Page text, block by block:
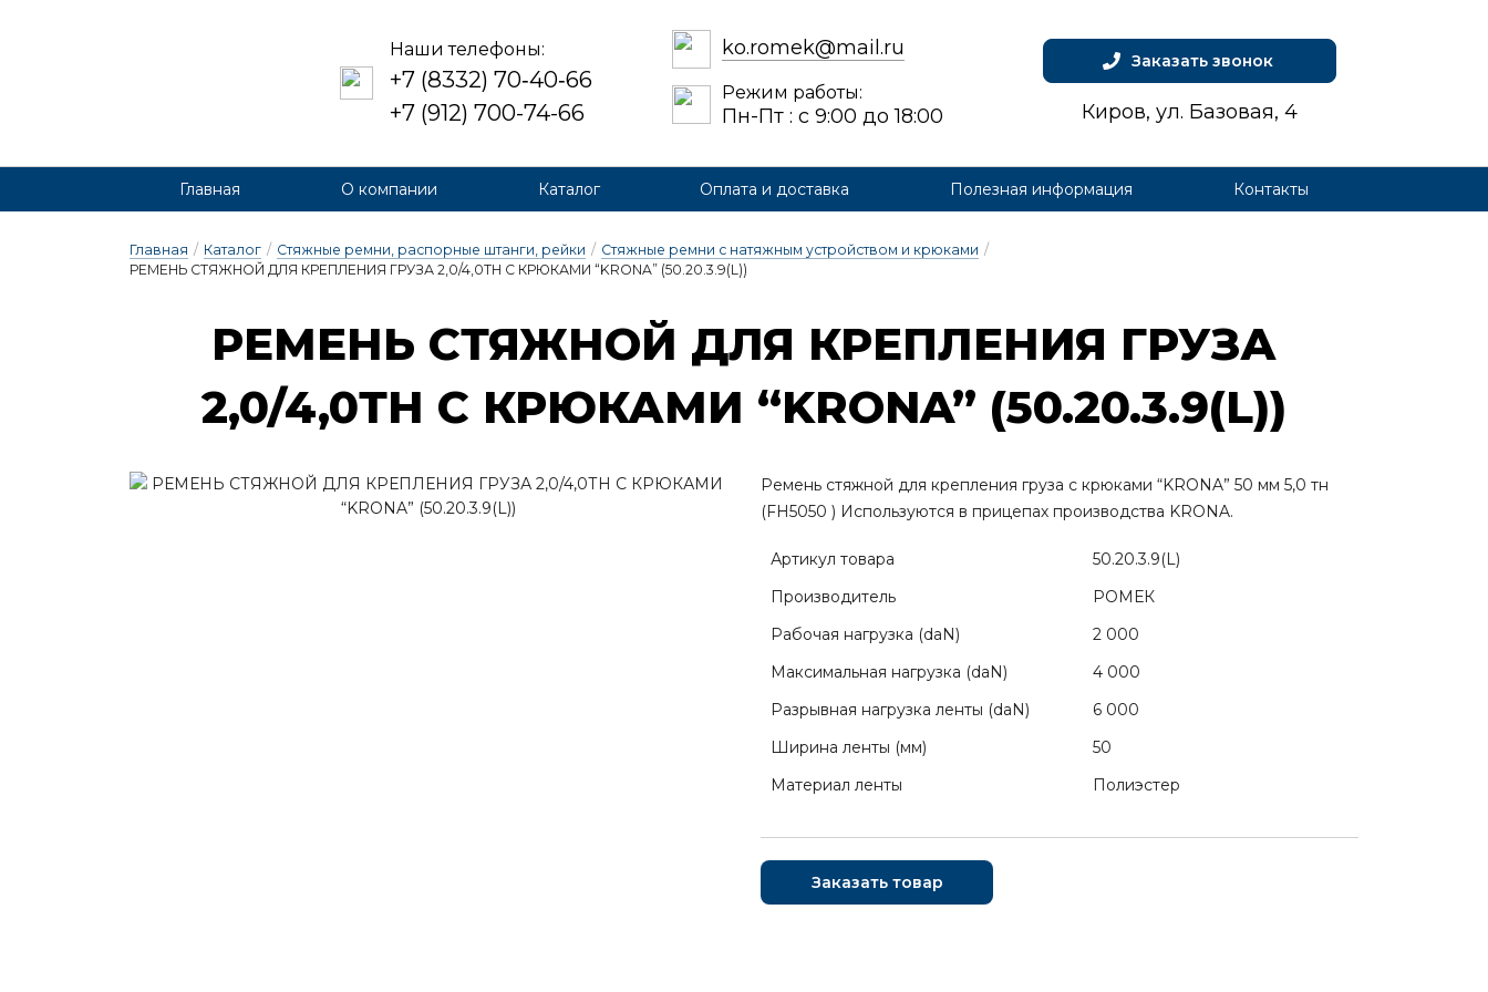
Главная О компании Каталог Оплата и доставка Полезная информация Контакты
Наши телефоны:
+7 (8332) 70‑40‑66
+7 (912) 700-74-66
ko.romek@mail.ru
Режим работы:
Пн-Пт : с 9:00 до 18:00
Заказать звонок
Киров, ул. Базовая, 4
Главная / Каталог / Стяжные ремни, распорные штанги, рейки / Стяжные ремни с натяжным устройством и крюками /
РЕМЕНЬ СТЯЖНОЙ ДЛЯ КРЕПЛЕНИЯ ГРУЗА 2,0/4,0ТН С КРЮКАМИ “KRONA” (50.20.3.9(L))
РЕ­МЕНЬ СТЯЖ­НОЙ ДЛЯ КРЕП­ЛЕ­НИЯ ГРУ­ЗА
2,0/4,0ТН С КРЮ­КА­МИ “KRONA” (50.20.3.9(L))
Ремень стяжной для крепления груза с крюками “KRONA” 50 мм 5,0 тн
(FH5050 ) Используются в прицепах производства KRONA.
Артикул товара
50.20.3.9(L)
Производитель
РОМЕК
Рабочая нагрузка (daN)
2 000
Максимальная нагрузка (daN)
4 000
Разрывная нагрузка ленты (daN)
6 000
Ширина ленты (мм)
50
Материал ленты
Полиэстер
Заказать товар